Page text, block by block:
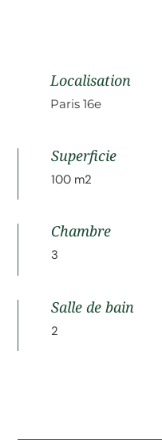
Localisation
Paris 16e
Superficie
100 m2
Chambre
3
Salle de bain
2